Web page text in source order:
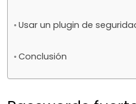
Usar un plugin de
Conclusión